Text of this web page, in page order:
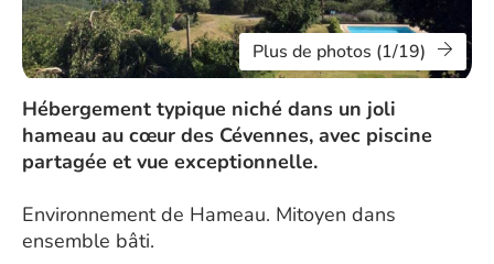
Plus de photos (1/19)
Hébergement typique niché dans un joli
hameau au cœur des Cévennes, avec piscine
partagée et vue exceptionnelle.
Environnement de Hameau. Mitoyen dans
ensemble bâti.